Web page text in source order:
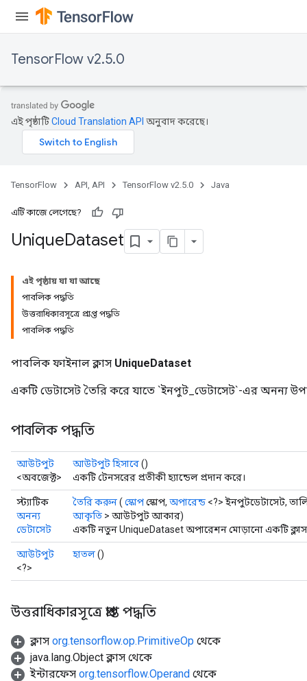
TensorFlow v2.5.0
এই পৃষ্ঠাটিCloud Translation API অনুবাদ করেছে।
TensorFlow API, API TensorFlow v2.5.0 Java
এটি কাজে লেগেছে?
UniqueDataset
এই পৃষ্ঠায় যা যা আছে
পাবলিক পদ্ধতি
উত্তরাধিকারসূত্রে প্রাপ্ত পদ্ধতি
পাবলিক পদ্ধতি
পাবলিক ফাইনাল ক্লাস UniqueDataset
একটি ডেটাসেট তৈরি করে যাতে `ইনপুট_ডেটাসেট`-এর অনন্য
পাবলিক পদ্ধতি
আউটপুট
<অবজেক্ট>
আউটপুট হিসাবে()
একটি টেনসরের প্রতীকী হ্যান্ডেল প্রদান করে।
স্ট্যাটিক
অনন্য
ডেটাসেট
তৈরি করুন( স্কোপস্কোপ, অপারেন্ড <?> ইনপুটডেটাসেট,
আকৃতি > আউটপুট আকার)
একটি নতুন UniqueDataset অপারেশন মোড়ানো একটি ক্লাস
আউটপুট
<?>
হাতল()
উত্তরাধিকারসূত্রে প্রাপ্ত পদ্ধতি
ক্লাস org.tensorflow.op.PrimitiveOp থেকে
java.lang.Object ক্লাস থেকে
ইন্টারফেস org.tensorflow.Operand থেকে